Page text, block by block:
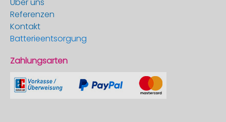
Referenzen
Kontakt
Batterieentsorgung
Zahlungsarten